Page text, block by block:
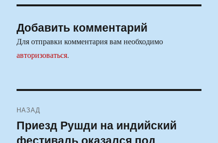
Добавить комментарий
Для отправки комментария вам необходимо
авторизоваться.
по
НАЗАД
Предыдущая
запись:
Приезд Рушди на индийский
фестиваль оказался под